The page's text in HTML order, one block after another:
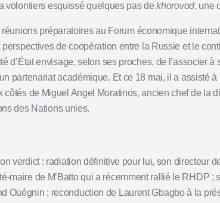
volontiers esquissé quelques pas de khorovod, une
préparatoires au Forum économique
de coopération entre la Russie et le
d’État envisage, selon ses proches, de l’associer à
partenariat académique. Et ce 18 mai, il a assisté
de Miguel Angel Moratinos, ancien chef de la
des Nations unies.
verdict : radiation définitive pour lui, son directeur
maire de M’Batto qui a récemment rallié le RHDP ;
Ouégnin ; reconduction de Laurent Gbagbo à la